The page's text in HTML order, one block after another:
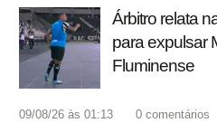
Árbitro relata
para expulsar
Fluminense
09/08/26 às 01:13 0 comentários